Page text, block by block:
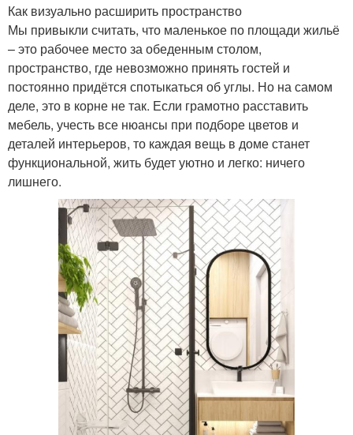
Как визуально расширить пространство
Мы привыкли считать, что маленькое по площади жильё
– это рабочее место за обеденным столом,
пространство, где невозможно принять гостей и
постоянно придётся спотыкаться об углы. Но на самом
деле, это в корне не так. Если грамотно расставить
мебель, учесть все нюансы при подборе цветов и
деталей интерьеров, то каждая вещь в доме станет
функциональной, жить будет уютно и легко: ничего
лишнего.